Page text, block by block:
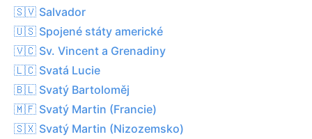
🇸🇻 Salvador
🇺🇸 Spojené státy americké
🇻🇨 Sv. Vincent a Grenadiny
🇱🇨 Svatá Lucie
🇧🇱 Svatý Bartoloměj
🇲🇫 Svatý Martin (Francie)
🇸🇽 Svatý Martin (Nizozemsko)